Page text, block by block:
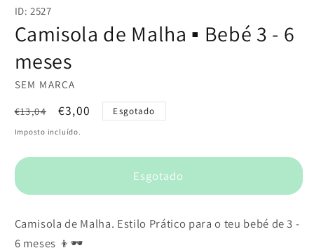
multimédia
em
modal
ID: 2527
Camisola de Malha ▪️ Bebé 3 - 6
meses
SEM MARCA
Preço
normal
€13,04
Preço
de
€3,00 Esgotado
Imposto incluído.
Esgotado
Camisola de Malha. Estilo Prático para o teu bebé de 3 -
6 meses 👦🕶️